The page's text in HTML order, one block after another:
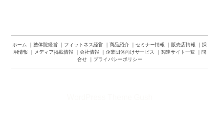
ホーム 整体院経営 フィットネス経営 商品紹介 セミナー情報 販売店情報
採
用情報
メディア掲載情報 会社情報 企業団体向けサービス 関連サイト一覧
問
合せ
プライバシーポリシー